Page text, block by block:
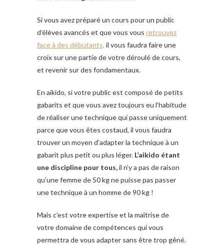
Si vous avez préparé un cours pour un public
d’élèves avancés et que vous vous retrouvez
face à des débutants, il vous faudra faire une
croix sur une partie de votre déroulé de cours,
et revenir sur des fondamentaux.
En aïkido, si votre public est composé de petits
gabarits et que vous avez toujours eu l’habitude
de réaliser une technique qui passe uniquement
parce que vous êtes costaud, il vous faudra
trouver un moyen d’adapter la technique à un
gabarit plus petit ou plus léger. L’aikido étant
une discipline pour tous,il n’y a pas de raison
qu’une femme de 50 kg ne puisse pas passer
une technique à un homme de 90 kg !
Mais c’est votre expertise et la maîtrise de
votre domaine de compétences qui vous
permettra de vous adapter sans être trop gêné.